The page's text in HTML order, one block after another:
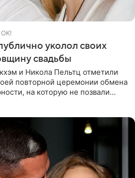
уколол своих
свадьбы
и Никола Пельтц отметили
повторной церемонии обмена
на которую не позвали